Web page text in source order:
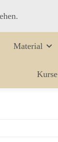
Material
Kurse